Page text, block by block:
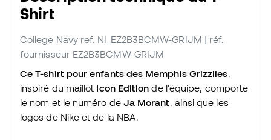
Shirt
College Navy ref. NI_EZ2B3BCMW-GRIJM | réf.
fournisseur EZ2B3BCMW-GRIJM
Ce T-shirt pour enfants des Memphis Grizzlies,
inspiré du maillot Icon Edition de l'équipe, comporte
le nom et le numéro deJa Morant, ainsi que les
logos de Nike et de la NBA.